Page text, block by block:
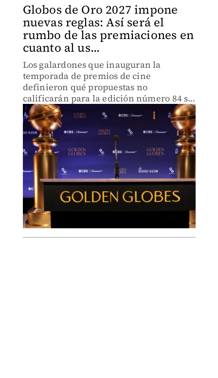
Globos de Oro 2027 impone
nuevas reglas: Así será el
rumbo de las premiaciones en
cuanto al us...
Los galardones que inauguran la
temporada de premios de cine
definieron qué propuestas no
calificarán para la edición número 84 si
no se apegan a las directrices
establecidas.